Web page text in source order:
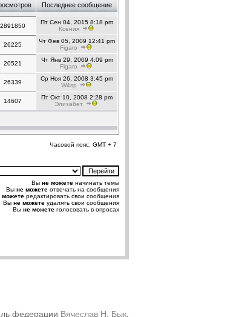
Последнее сообщение
2891850
Пт Сен 04, 2015 8:18 pm
Ксения
26225
Чт Фев 05, 2009 12:41 pm
Figaro
20521
Чт Янв 29, 2009 4:09 pm
Figaro
26339
Ср Ноя 26, 2008 3:45 pm
W4sp
14607
Пт Окт 10, 2008 2:28 pm
Элизабет
Часовой пояс: GMT + 7
Вы не можете начинать темы
Вы не можете отвечать на сообщения
можете редактировать свои сообщения
Вы не можете удалять свои сообщения
Вы не можете голосовать в опросах
федерации Вячеслав Н. Бык.